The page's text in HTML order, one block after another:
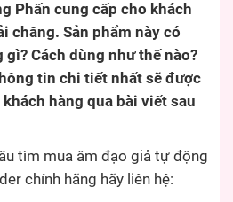
Phấn cung cấp cho khách
chăng. Sản phẩm này có
Cách dùng như thế nào?
tin chi tiết nhất sẽ được
hàng qua bài viết sau
tìm mua âm đạo giả tự động
chính hãng hãy liên hệ: